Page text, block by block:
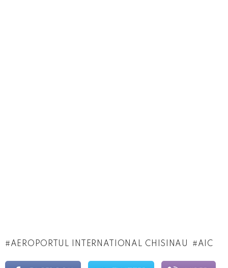
AEROPORTUL INTERNATIONAL CHISINAU AIC